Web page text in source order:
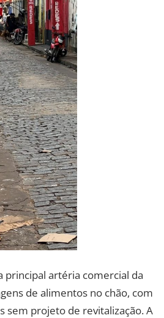
principal artéria comercial da
de alimentos no chão, com
sem projeto de revitalização. A